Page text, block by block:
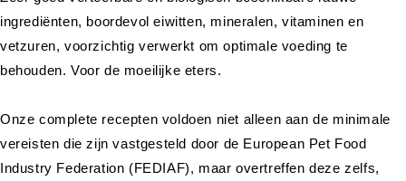
ingrediënten, boordevol eiwitten, mineralen, vitaminen en
vetzuren, voorzichtig verwerkt om optimale voeding te
behouden. Voor de moeilijke eters.
Onze complete recepten voldoen niet alleen aan de minimale
vereisten die zijn vastgesteld door de European Pet Food
Industry Federation (FEDIAF), maar overtreffen deze zelfs,